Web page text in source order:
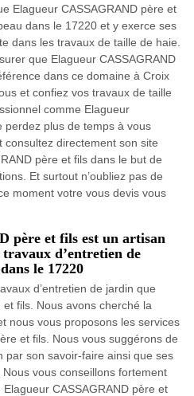
Elagueur CASSAGRAND père et
dans le 17220 et y exerce ses
dans les travaux de taille de haie.
que Elagueur CASSAGRAND
dans ce domaine à Croix
et confiez vos travaux de taille
comme Elagueur
perdez plus de temps à vous
consultez directement son site
père et fils dans le but de
Et surtout n’oubliez pas de
moment votre vous devis vous
père et fils est un artisan
d’entretien de
le 17220
d’entretien de jardin que
fils. Nous avons cherché la
nous vous proposons les services
et fils. Nous vous suggérons de
par son savoir-faire ainsi que ses
vous conseillons fortement
CASSAGRAND père et